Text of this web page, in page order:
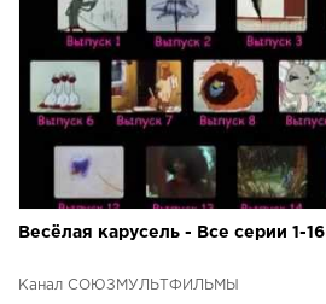
Весёлая карусель - Все серии 1-16
Канал СОЮЗМУЛЬТФИЛЬМЫ